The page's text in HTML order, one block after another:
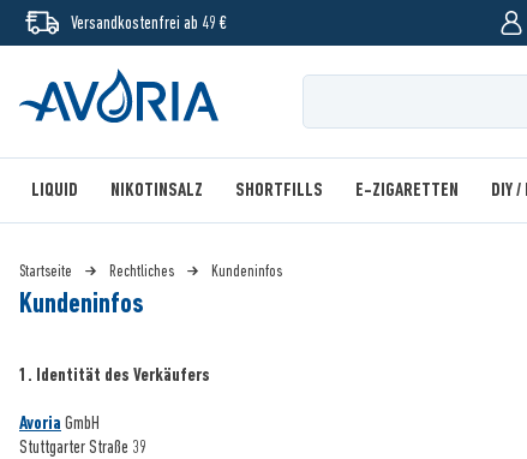
Versandkostenfrei ab 49 €
LIQUID NIKOTINSALZ SHORTFILLS E-ZIGARETTEN DIY /
Startseite Rechtliches Kundeninfos
Kundeninfos
1. Identität des Verkäufers
Avoria GmbH
Stuttgarter Straße 39